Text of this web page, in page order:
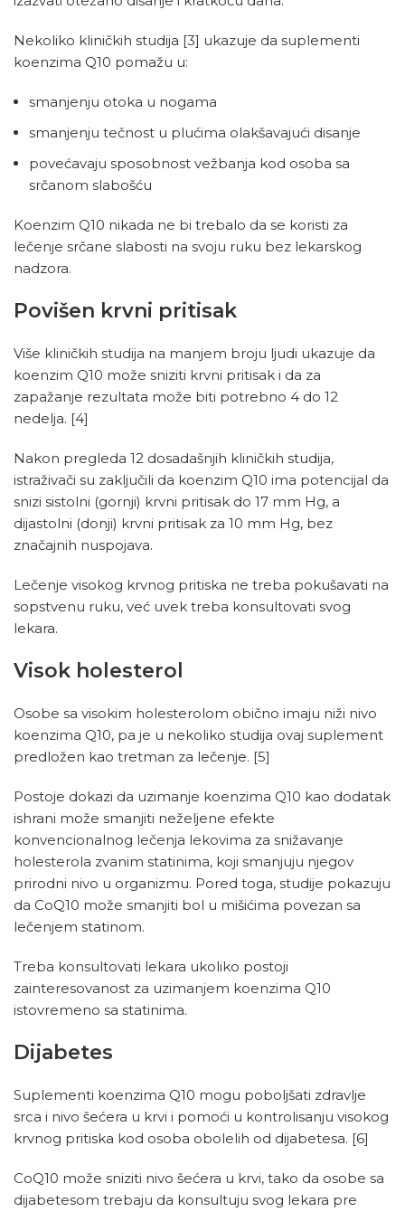
Nekoliko kliničkih studija [3] ukazuje da suplementi
koenzima Q10 pomažu u:
smanjenju otoka u nogama
smanjenju tečnost u plućima olakšavajući disanje
povećavaju sposobnost vežbanja kod osoba sa
srčanom slabošću
Koenzim Q10 nikada ne bi trebalo da se koristi za
lečenje srčane slabosti na svoju ruku bez lekarskog
nadzora.
Povišen krvni pritisak
Više kliničkih studija na manjem broju ljudi ukazuje da
koenzim Q10 može sniziti krvni pritisak i da za
zapažanje rezultata može biti potrebno 4 do 12
nedelja. [4]
Nakon pregleda 12 dosadašnjih kliničkih studija,
istraživači su zaključili da koenzim Q10 ima potencijal da
snizi sistolni (gornji) krvni pritisak do 17 mm Hg, a
dijastolni (donji) krvni pritisak za 10 mm Hg, bez
značajnih nuspojava.
Lečenje visokog krvnog pritiska ne treba pokušavati na
sopstvenu ruku, već uvek treba konsultovati svog
lekara.
Visok holesterol
Osobe sa visokim holesterolom obično imaju niži nivo
koenzima Q10, pa je u nekoliko studija ovaj suplement
predložen kao tretman za lečenje. [5]
Postoje dokazi da uzimanje koenzima Q10 kao dodatak
ishrani može smanjiti neželjene efekte
konvencionalnog lečenja lekovima za snižavanje
holesterola zvanim statinima, koji smanjuju njegov
prirodni nivo u organizmu. Pored toga, studije pokazuju
da CoQ10 može smanjiti bol u mišićima povezan sa
lečenjem statinom.
Treba konsultovati lekara ukoliko postoji
zainteresovanost za uzimanjem koenzima Q10
istovremeno sa statinima.
Dijabetes
Suplementi koenzima Q10 mogu poboljšati zdravlje
srca i nivo šećera u krvi i pomoći u kontrolisanju visokog
krvnog pritiska kod osoba obolelih od dijabetesa. [6]
CoQ10 može sniziti nivo šećera u krvi, tako da osobe sa
dijabetesom trebaju da konsultuju svog lekara pre